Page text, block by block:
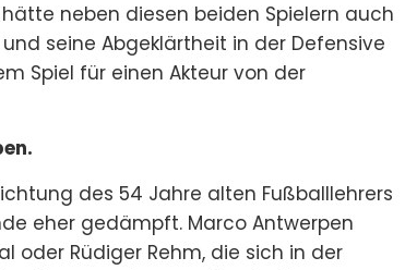
neben diesen beiden Spielern auch
seine Abgeklärtheit in der Defensive
Spiel für einen Akteur von der
des 54 Jahre alten Fußballlehrers
eher gedämpft. Marco Antwerpen
oder Rüdiger Rehm, die sich in der